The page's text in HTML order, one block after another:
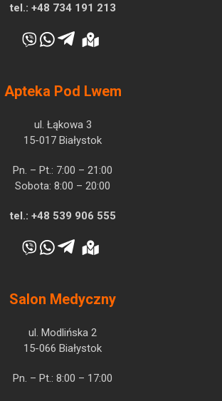
tel.: +48 734 191 213
Apteka Pod Lwem
ul. Łąkowa 3
15-017 Białystok
Pn. – Pt.: 7:00 – 21:00
Sobota: 8:00 – 20:00
tel.: +48 539 906 555
Salon Medyczny
ul. Modlińska 2
15-066 Białystok
Pn. – Pt.: 8:00 – 17:00